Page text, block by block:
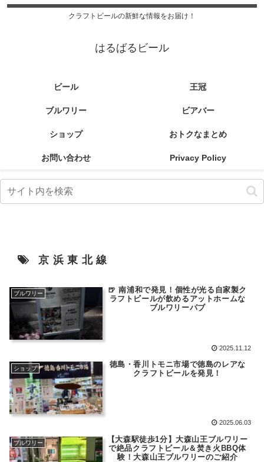
クラフトビールの新鮮な情報をお届け！
はるばるビール
ビール 王冠
ブルワリー ビアバー
ショップ おトクなまとめ
お問い合わせ Privacy Policy
京浜東北線
ブルワリー
🍺 南浦和で発見！個性が光る自家製ク
ラフトビールが飲めるアットホームな
ブルワリーパブ
2025.11.12
ショップ
徳島・香川トモニ市場で徳島のレアな
クラフトビールを発見！
2025.06.03
ブルワリー
【大森駅徒歩1分】大森山王ブルワリー
で絶品クラフトビール＆焚き火BBQ体
験！大森山王ブルワリーのご紹介